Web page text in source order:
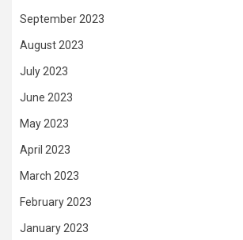
September 2023
August 2023
July 2023
June 2023
May 2023
April 2023
March 2023
February 2023
January 2023